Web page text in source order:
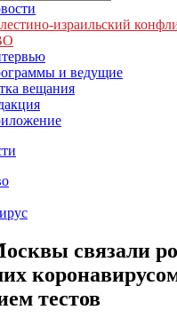
израильский
и ведущие
вещания
связали
тестов